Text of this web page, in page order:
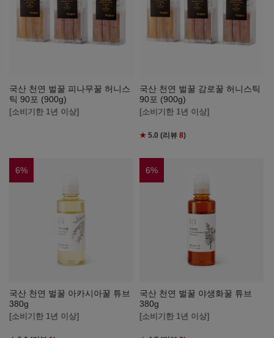
국산 천연 벌꿀 피나무꿀 허니스
틱 90포 (900g)
[소비기한 1년 이상]
국산 천연 벌꿀 감로꿀 허니스틱
90포 (900g)
[소비기한 1년 이상]
★ 5.0 (리뷰8)
6%
국산 천연 벌꿀 아카시아꿀 튜브
380g
[소비기한 1년 이상]
6%
국산 천연 벌꿀 야생화꿀 튜브
380g
[소비기한 1년 이상]